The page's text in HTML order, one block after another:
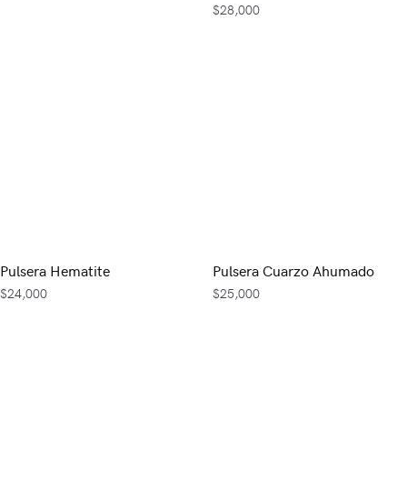
$28,000
Pulsera Hematite
$24,000
Pulsera Cuarzo Ahumado
$25,000